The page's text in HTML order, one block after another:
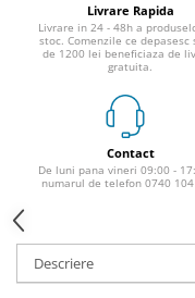
Livrare Rapida
Livrare in 24 - 48h a
stoc. Comenzile ce depasesc
de 1200 lei beneficiaza de
gratuita.
Contact
De luni pana vineri 09:00 -
numarul de telefon 0740 104
Descriere